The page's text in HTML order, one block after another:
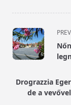
<span
class="nav-
subtitle
reader-
text">Page</
Drograzzia
de a